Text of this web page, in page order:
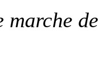
marche